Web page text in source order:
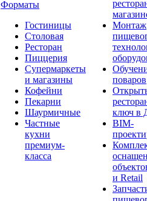
Форматы
Гостиницы
Столовая
Ресторан
Пиццерия
Супермаркеты
и магазины
Кофейни
Пекарни
Шаурмичные
Частные
кухни
премиум-
класса
Монтаж
поваров
ключ в
BIM-
и Retail